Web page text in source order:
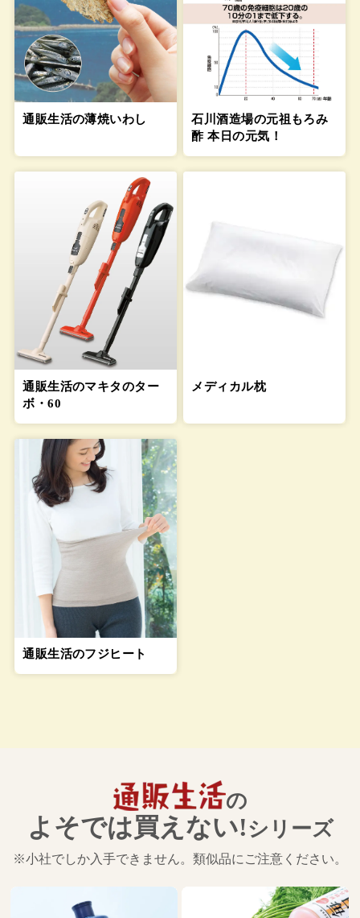
通販生活の薄焼いわし
石川酒造場の元祖もろみ
酢 本日の元気！
通販生活のマキタのター
ボ・60
メディカル枕
通販生活のフジヒート
の
よそでは買えない!シリーズ
※小社でしか入手できません。類似品にご注意ください。